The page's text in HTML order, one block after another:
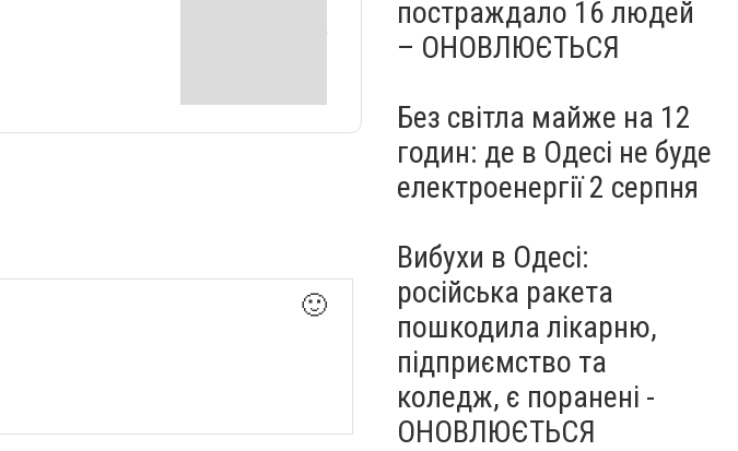
🙂
постраждало 16 людей
– ОНОВЛЮЄТЬСЯ
Без світла майже на 12
годин: де в Одесі не буде
електроенергії 2 серпня
Вибухи в Одесі:
російська ракета
пошкодила лікарню,
підприємство та
коледж, є поранені -
ОНОВЛЮЄТЬСЯ